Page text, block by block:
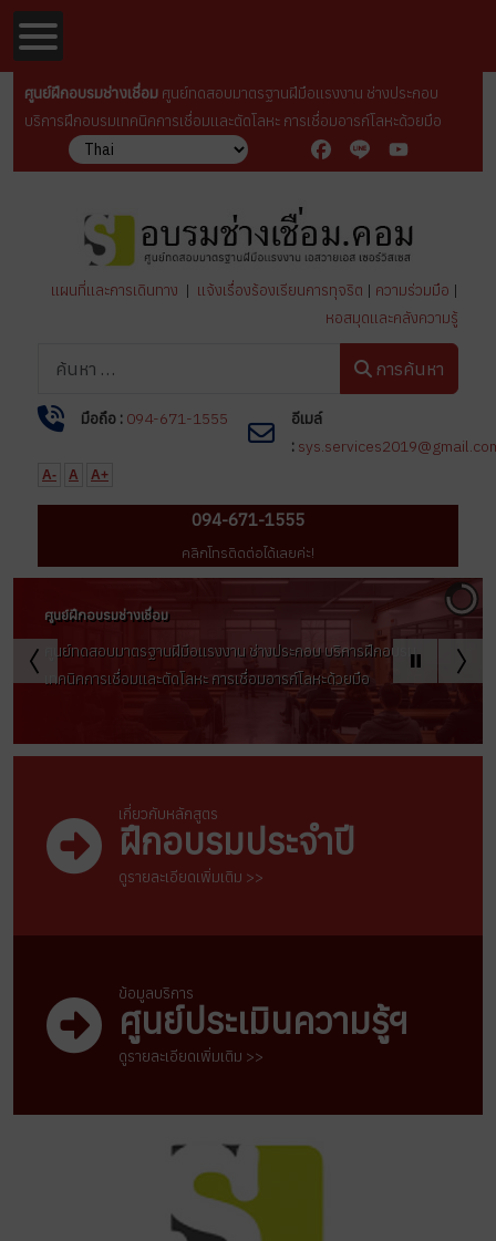
ศูนย์ฝึกอบรมช่างเชื่อม ศูนย์ทดสอบมาตรฐานฝีมือเเรงงาน ช่างประกอบ
บริการฝึกอบรมเทคนิคการเชื่อมเเละตัดโลหะ การเชื่อมอารก์โลหะด้วยมือ
Facebook
Line YouTube
แผนที่และการเดินทาง | แจ้งเรื่องร้องเรียนการทุจริต | ความร่วมมือ |
หอสมุดและคลังความรู้
การค้นหา
มือถือ : 094-671-1555
อีเมล์
:
A- A A+
094-671-1555
คลิกโทรติดต่อได้เลยค่ะ!
ศูนย์ฝึกอบรมช่างเชื่อม
ศูนย์ทดสอบมาตรฐานฝีมือเเรงงาน ช่างประกอบ บริการฝึกอบรม
เทคนิคการเชื่อมเเละตัดโลหะ การเชื่อมอารก์โลหะด้วยมือ
เกี่ยวกับหลักสูตร
ฝึกอบรมประจำปี
ดูรายละเอียดเพิ่มเติม >>
ข้อมูลบริการ
ศูนย์ประเมินความรู้ฯ
ดูรายละเอียดเพิ่มเติม >>